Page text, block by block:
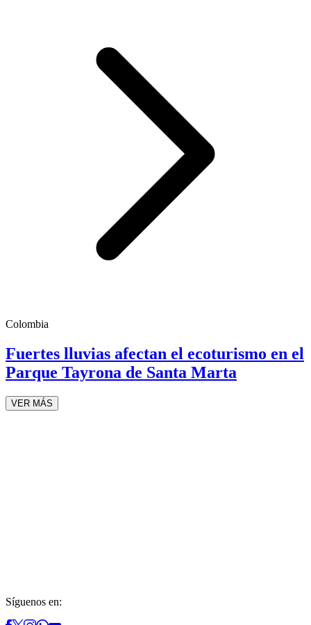
Colombia
Fuertes lluvias afectan el ecoturismo en el
Parque Tayrona de Santa Marta
VER MÁS
Síguenos en: